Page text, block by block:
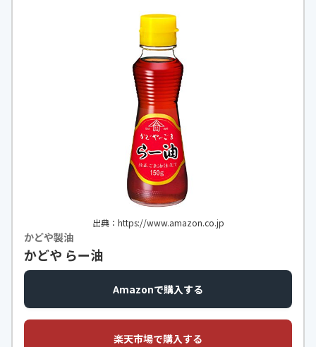
出典：https://www.amazon.co.jp
かどや製油
かどや らー油
Amazonで購入する
楽天市場で購入する